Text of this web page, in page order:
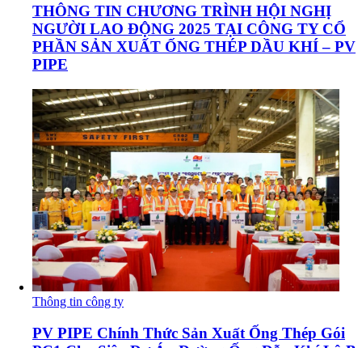
THÔNG TIN CHƯƠNG TRÌNH HỘI NGHỊ
NGƯỜI LAO ĐỘNG 2025 TẠI CÔNG TY CỔ
PHẦN SẢN XUẤT ỐNG THÉP DẦU KHÍ – PV
PIPE
Thông tin công ty
PV PIPE Chính Thức Sản Xuất Ống Thép Gói